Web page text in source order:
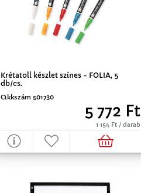
Krétatoll készlet színes - FOLIA, 5
db/cs.
Cikkszám 501730
5 772 Ft
1 154 Ft / darab